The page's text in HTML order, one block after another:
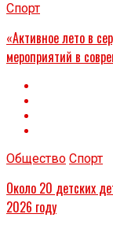
Спорт
«Активное лето в
мероприятий в
Общество Спорт
Около 20 детских
2026 году